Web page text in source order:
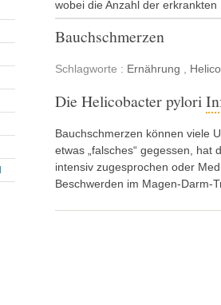
wobei die Anzahl der
Bauchschmerzen
Schlagworte : Ernährung
Die Helicobacter pylori
Bauchschmerzen können viele
etwas „falsches“ gegessen, hat
intensiv zugesprochen oder
Beschwerden im Magen-Darm-